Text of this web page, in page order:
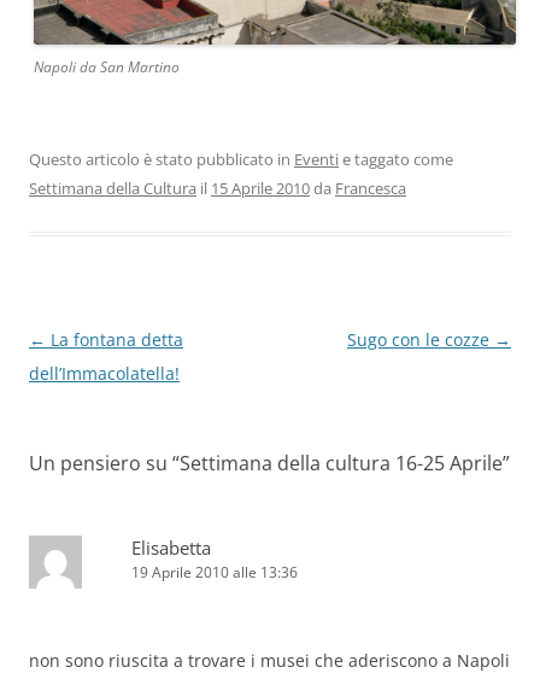
Napoli da San Martino
Questo articolo è stato pubblicato in Eventie taggato come
Settimana della Cultura il 15 Aprile 2010da Francesca
Navigazione
articolo
← La fontana detta
dell’Immacolatella!
Sugo con le cozze →
Un pensiero su “Settimana della cultura 16-25 Aprile”
Elisabetta
19 Aprile 2010 alle 13:36
non sono riuscita a trovare i musei che aderiscono a Napoli